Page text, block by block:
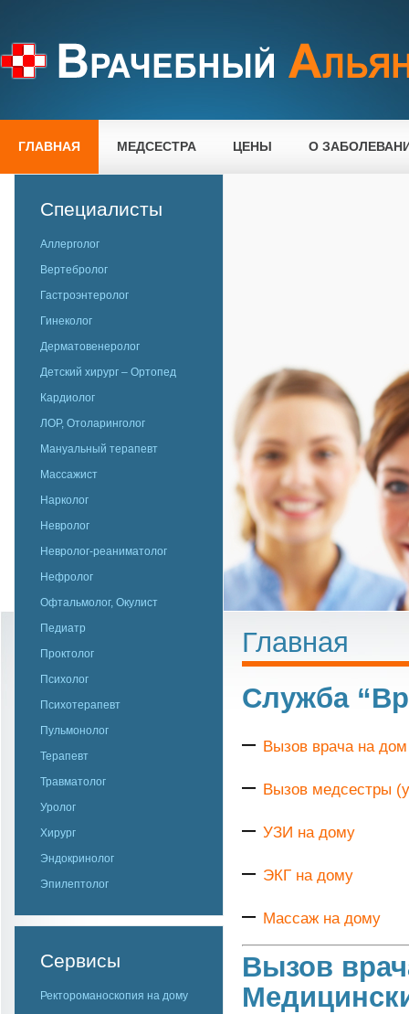
ГЛАВНАЯ МЕДСЕСТРА ЦЕНЫ О
Специалисты
Аллерголог
Вертебролог
Гастроэнтеролог
Гинеколог
Дерматовенеролог
Детский хирург – Ортопед
Кардиолог
ЛОР, Отоларинголог
Мануальный терапевт
Массажист
Нарколог
Невролог
Невролог-реаниматолог
Нефролог
Офтальмолог, Окулист
Педиатр
Проктолог
Психолог
Психотерапевт
Пульмонолог
Терапевт
Травматолог
Уролог
Хирург
Эндокринолог
Эпилептолог
Сервисы
Ректороманоскопия на дому
Главная
Служба
– Вызов врача на дом
– Вызов медсестры
– УЗИ на дому
– ЭКГ на дому
– Массаж на дому
Вызов